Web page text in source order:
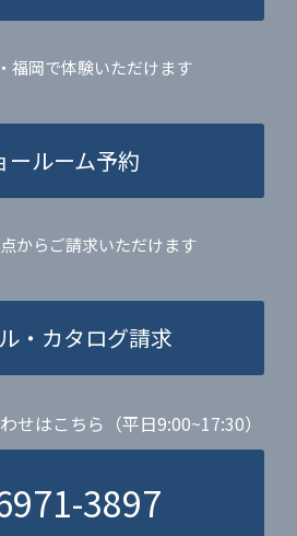
福岡で体験いただけます
ールーム予約
からご請求いただけます
・カタログ請求
せはこちら（平日9:00~17:30）
3897